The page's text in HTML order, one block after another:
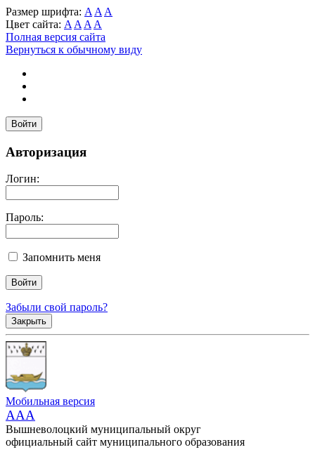
Размер шрифта: A A A
Цвет сайта: A A A A
Полная версия сайта
Вернуться к обычному виду
Войти
Авторизация
Логин:
Пароль:
Запомнить меня
Забыли свой пароль?
Закрыть
Мобильная версия
AAA
Вышневолоцкий муниципальный округ
официальный сайт муниципального образования